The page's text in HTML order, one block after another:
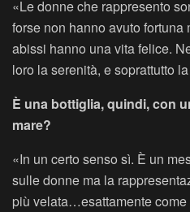
«Le donne che rappresento
forse non hanno avuto fortuna
abissi hanno una vita felice.
loro la serenità, e soprattutto
È una bottiglia, quindi, con
mare?
«In un certo senso sì. È un
sulle donne ma la
più velata…esattamente